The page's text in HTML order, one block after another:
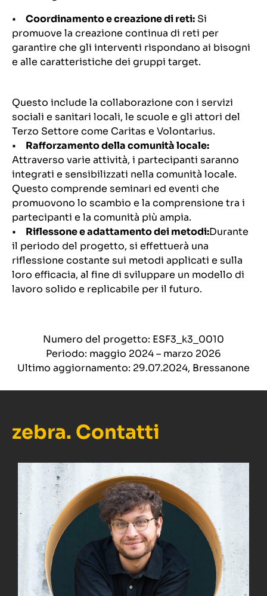
• Coordinamento e creazione di reti: Si
promuove la creazione continua di reti per
garantire che gli interventi rispondano ai bisogni
e alle caratteristiche dei gruppi target.
Questo include la collaborazione con i servizi
sociali e sanitari locali, le scuole e gli attori del
Terzo Settore come Caritas e Volontarius.
• Rafforzamento della comunità locale:
Attraverso varie attività, i partecipanti saranno
integrati e sensibilizzati nella comunità locale.
Questo comprende seminari ed eventi che
promuovono lo scambio e la comprensione tra i
partecipanti e la comunità più ampia.
• Riflessone e adattamento dei metodi:Durante
il periodo del progetto, si effettuerà una
riflessione costante sui metodi applicati e sulla
loro efficacia, al fine di sviluppare un modello di
lavoro solido e replicabile per il futuro.
Numero del progetto: ESF3_k3_0010
Periodo: maggio 2024 – marzo 2026
Ultimo aggiornamento: 29.07.2024, Bressanone
zebra. Contatti